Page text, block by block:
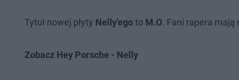
Tytuł nowej płyty Nelly'egoto M.O. Fani rapera mają
Zobacz Hey Porsche - Nelly